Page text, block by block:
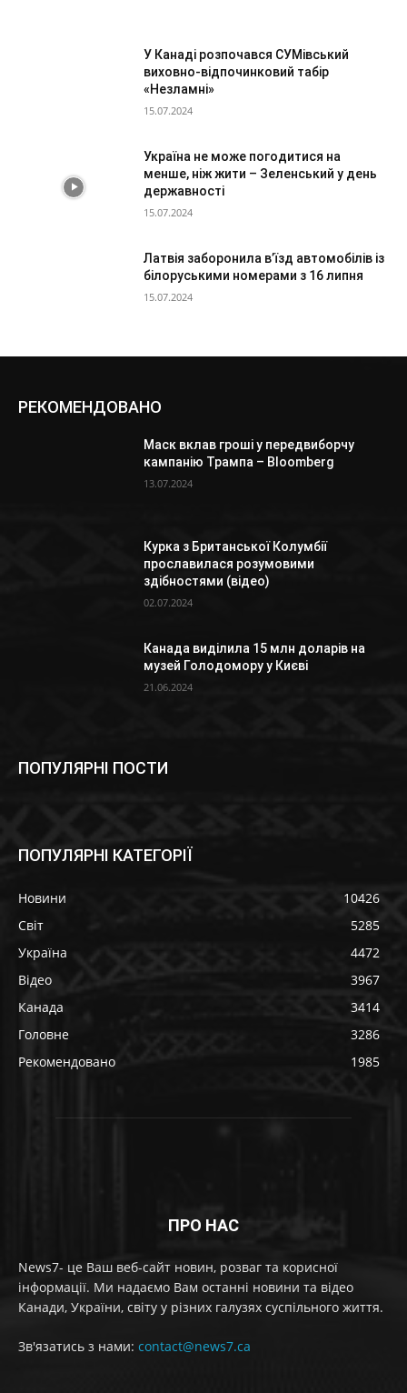
У Канаді розпочався СУМівський
виховно-відпочинковий табір
«Незламні»
15.07.2024
Україна не може погодитися на
менше, ніж жити – Зеленський у день
державності
15.07.2024
Латвія заборонила в’їзд автомобілів із
білоруськими номерами з 16 липня
15.07.2024
РЕКОМЕНДОВАНО
Маск вклав гроші у передвиборчу
кампанію Трампа – Bloomberg
13.07.2024
Курка з Британської Колумбії
прославилася розумовими
здібностями (відео)
02.07.2024
Канада виділила 15 млн доларів на
музей Голодомору у Києві
21.06.2024
ПОПУЛЯРНІ ПОСТИ
ПОПУЛЯРНІ КАТЕГОРІЇ
Новини
10426
Світ
5285
Україна
4472
Відео
3967
Канада
3414
Головне
3286
Рекомендовано
1985
ПРО НАС
News7- це Ваш веб-сайт новин, розваг та корисної
інформації. Ми надаємо Вам останні новини та відео
Канади, України, світу у різних галузях суспільного життя.
Зв'язатись з нами: contact@news7.ca